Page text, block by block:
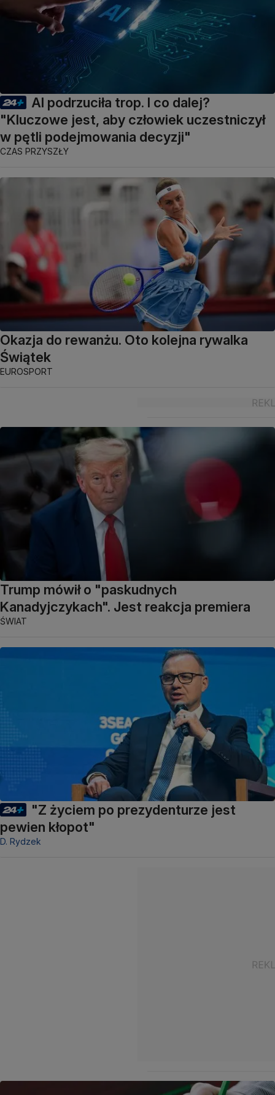
AI podrzuciła trop. I co dalej?
"Kluczowe jest, aby człowiek uczestniczył
w pętli podejmowania decyzji"
CZAS PRZYSZŁY
Okazja do rewanżu. Oto kolejna rywalka
Świątek
EUROSPORT
Trump mówił o "paskudnych
Kanadyjczykach". Jest reakcja premiera
ŚWIAT
"Z życiem po prezydenturze jest
pewien kłopot"
D. Rydzek